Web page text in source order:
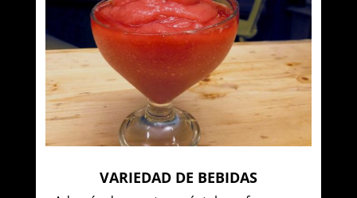
VARIEDAD DE BEBIDAS